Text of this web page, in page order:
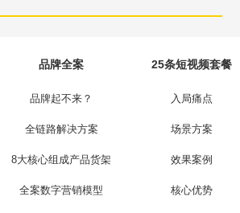
品牌全案
品牌起不来？
全链路解决方案
8大核心组成产品货架
全案数字营销模型
25条短视频套餐
入局痛点
场景方案
效果案例
核心优势